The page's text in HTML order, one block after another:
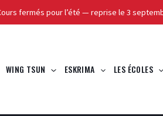
fermés pour l’été — reprise le 3
WING TSUN ESKRIMA LES ÉCOLES